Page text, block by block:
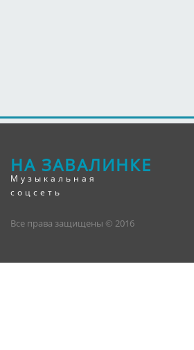
НА ЗАВАЛИНКЕ
Музыкальная
соцсеть
Все права защищены © 2016